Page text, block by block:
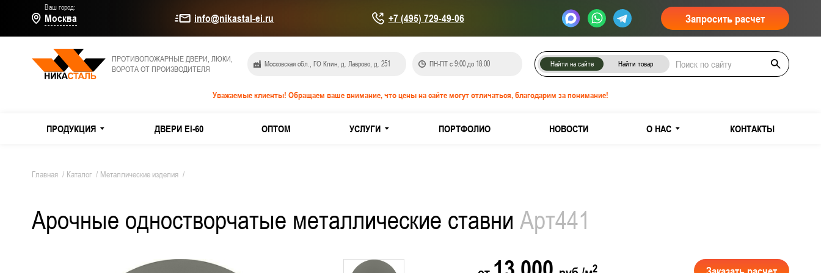
Ваш город:
Москва info@nikastal-ei.ru +7 (495) 729-49-06 Запросить расчет
ПРОТИВОПОЖАРНЫЕ ДВЕРИ, ЛЮКИ,
ВОРОТА ОТ ПРОИЗВОДИТЕЛЯ
Московская обл., ГО Клин, д. Лаврово, д. 251 ПН-ПТ с 9:00 до 18:00 Найти на сайте Найти товар
Уважаемые клиенты! Обращаем ваше внимание, что цены на сайте могут отличаться, благодарим за понимание!
ПРОДУКЦИЯ
МЕТАЛЛИЧЕСКИЕ ДВЕРИ
Из оцинкованной стали
Двери из нержавеющей стали
ДВЕРИ EI-60 ОПТОМ УСЛУГИ ПОРТФОЛИО НОВОСТИ О НАС КОНТАКТЫ
Главная / Каталог / Металлические изделия /
Арочные одностворчатые металлические ставни Арт441
2